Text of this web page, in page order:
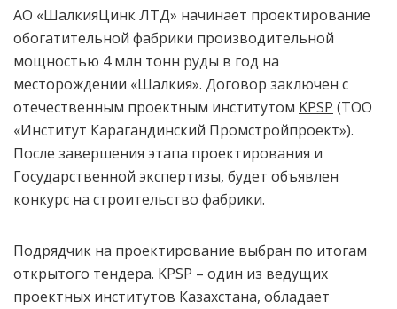
АО «ШалкияЦинк ЛТД» начинает проектирование
обогатительной фабрики производительной
мощностью 4 млн тонн руды в год на
месторождении «Шалкия». Договор заключен с
отечественным проектным институтом KPSP (ТОО
«Институт Карагандинский Промстройпроект»).
После завершения этапа проектирования и
Государственной экспертизы, будет объявлен
конкурс на строительство фабрики.
Подрядчик на проектирование выбран по итогам
открытого тендера. KPSP – один из ведущих
проектных институтов Казахстана, обладает